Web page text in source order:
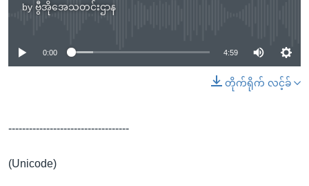
by ဗွီအိုအေသတင်းဌာန
No media source currently available
0:00 4:59
တိုက်ရိုက် လင့်ခ်
-----------------------------------
(Unicode)